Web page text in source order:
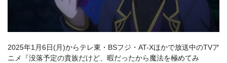
2025年1月6日(月)からテレ東・BSフジ・AT-Xほかで放送中のTVア
ニメ『没落予定の貴族だけど、暇だったから魔法を極めてみ